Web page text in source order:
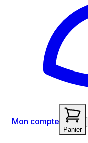
Mon compte
Panier